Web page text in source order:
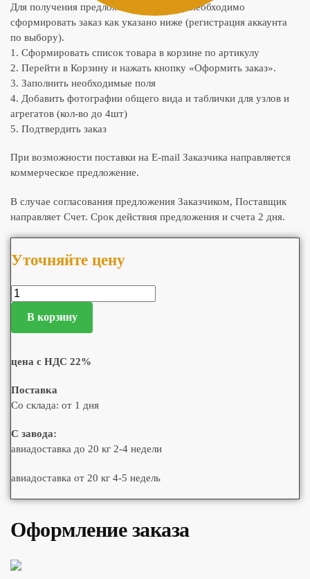
Для получения предложения по товару необходимо
сформировать заказ как указано ниже (регистрация аккаунта
по выбору).
1. Сформировать список товара в корзине по артикулу
2. Перейти в Корзину и нажать кнопку «Оформить заказ».
3. Заполнить необходимые поля
4. Добавить фотографии общего вида и таблички для узлов и
агрегатов (кол-во до 4шт)
5. Подтвердить заказ
При возможности поставки на E-mail Заказчика направляется
коммерческое предложение.
В случае согласования предложения Заказчиком, Поставщик
направляет Счет. Срок действия предложения и счета 2 дня.
Уточняйте цену
В корзину
цена с НДС 22%
Поставка
Со склада: от 1 дня
С завода:
авиадоставка до 20 кг 2-4 недели
авиадоставка от 20 кг 4-5 недель
Оформление заказа